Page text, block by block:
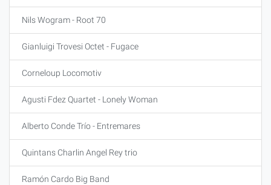
Nils Wogram - Root 70
Gianluigi Trovesi Octet - Fugace
Corneloup Locomotiv
Agusti Fdez Quartet - Lonely Woman
Alberto Conde Trío - Entremares
Quintans Charlin Angel Rey trio
Ramón Cardo Big Band